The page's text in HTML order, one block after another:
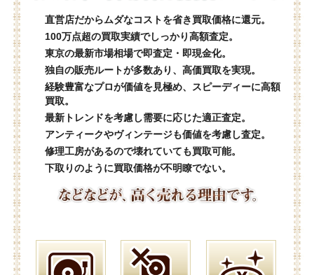
直営店だからムダなコストを省き買取価格に還元。
100万点超の買取実績でしっかり高額査定。
東京の最新市場相場で即査定・即現金化。
独自の販売ルートが多数あり、高価買取を実現。
経験豊富なプロが価値を見極め、スピーディーに高額
買取。
最新トレンドを考慮し需要に応じた適正査定。
アンティークやヴィンテージも価値を考慮し査定。
修理工房があるので壊れていても買取可能。
下取りのように買取価格が不明瞭でない。